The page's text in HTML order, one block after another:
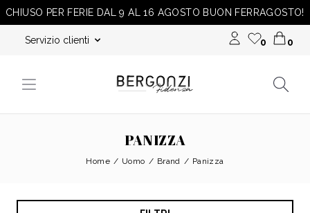
CHIUSO PER FERIE DAL 9 AL 16 AGOSTO BUON FERRAGOSTO!
Servizio clienti 0 0
PANIZZA
Home Uomo Brand Panizza